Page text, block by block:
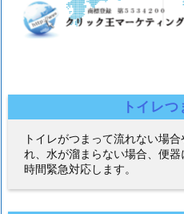
トイレ
トイレがつまって流れない場
れ、水が溜まらない場合、便
時間緊急対応します。